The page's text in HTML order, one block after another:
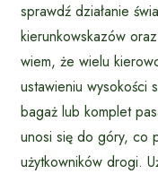
sprawdź działanie
kierunkowskazów
wiem, że wielu
ustawieniu wysokości
bagaż lub komplet
unosi się do góry, co
użytkowników drogi.